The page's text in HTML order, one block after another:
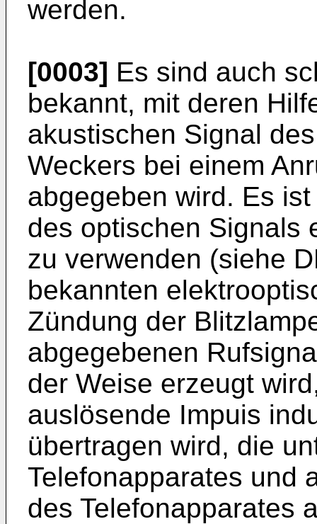
werden.
[0003] Es sind auch
bekannt, mit deren
akustischen Signal
Weckers bei einem
abgegeben wird. Es
des optischen Signals
zu verwenden (siehe
bekannten
Zündung der
abgegebenen
der Weise erzeugt
auslösende Impuis
übertragen wird, die
Telefonapparates und
des Telefonapparates